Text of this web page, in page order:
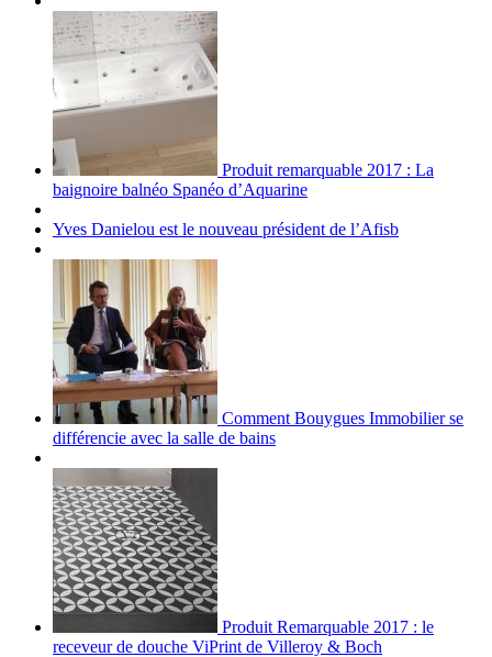
Produit remarquable 2017 : La
baignoire balnéo Spanéo d’Aquarine
Yves Danielou est le nouveau président de l’Afisb
Comment Bouygues Immobilier se
différencie avec la salle de bains
Produit Remarquable 2017 : le
receveur de douche ViPrint de Villeroy & Boch